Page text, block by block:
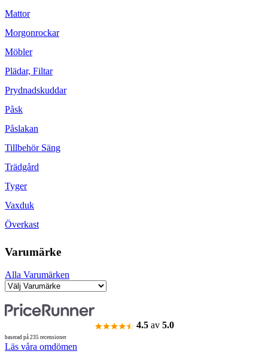
Mattor
Morgonrockar
Möbler
Plädar, Filtar
Prydnadskuddar
Påsk
Påslakan
Tillbehör Säng
Trädgård
Tyger
Vaxduk
Överkast
Varumärke
Alla Varumärken
4.5 av 5.0
baserad på 235 recensioner
Läs våra omdömen